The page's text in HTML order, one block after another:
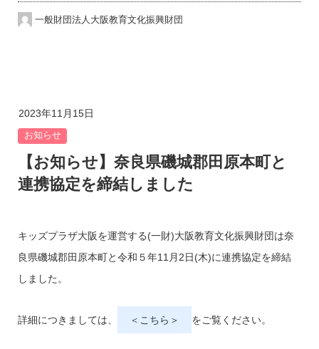
一般財団法人大阪教育文化振興財団
2023年11月15日
お知らせ
【お知らせ】奈良県磯城郡田原本町と
連携協定を締結しました
キッズプラザ大阪を運営する(一財)大阪教育文化振興財団は奈
良県磯城郡田原本町と令和５年11月2日(木)に連携協定を締結
しました。
詳細につきましては、 ＜こちら＞ をご覧ください。